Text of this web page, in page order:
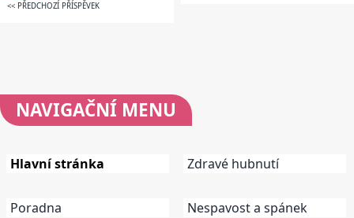
<< PŘEDCHOZÍ PŘÍSPĚVEK
NAVIGAČNÍ MENU
Hlavní stránka
Poradna
Zdravé hubnutí
Nespavost a spánek